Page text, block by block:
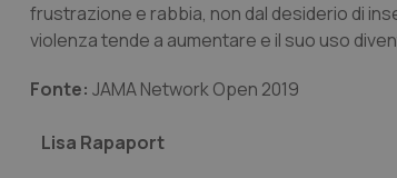
frustrazione e rabbia, non dal desiderio di
violenza tende a aumentare e il suo uso
Fonte: JAMA Network Open 2019
Lisa Rapaport